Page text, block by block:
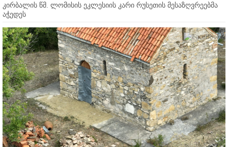
კირბალის წმ. ლომისის ეკლესიის კარი რუსეთის მესაზღვრეებმა
აჭედეს